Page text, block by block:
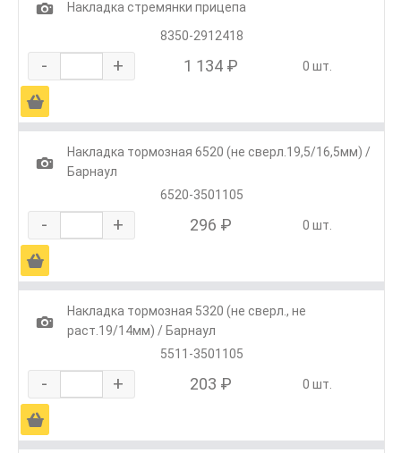
1
Накладка стремянки прицепа
8350-2912418
- + 1 134 ₽ 0 шт.
Ä
1
Накладка тормозная 6520 (не сверл.19,5/16,5мм) /
Барнаул
6520-3501105
- + 296 ₽ 0 шт.
Ä
1
Накладка тормозная 5320 (не сверл., не
раст.19/14мм) / Барнаул
5511-3501105
- + 203 ₽ 0 шт.
Ä